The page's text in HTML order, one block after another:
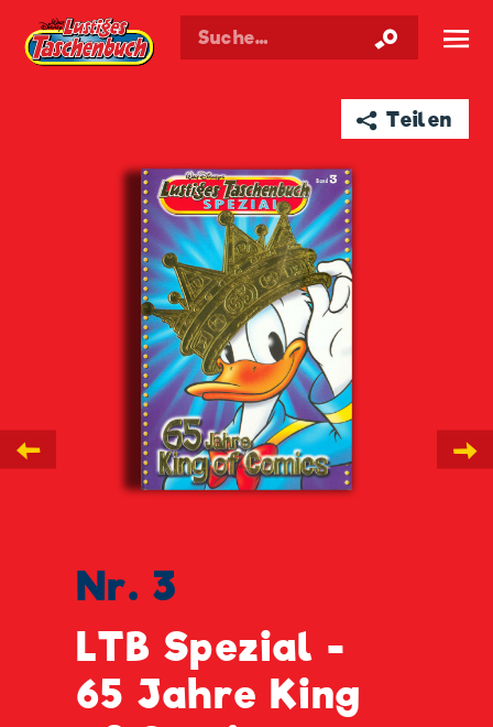
Walt Disneys Taschenbuch ☰
➦ Teilen
←
Nr. 3
LTB Spezial -
65 Jahre King
→